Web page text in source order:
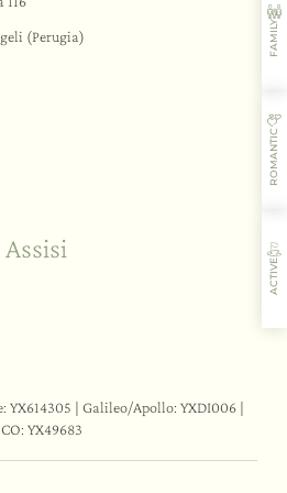
(Perugia)
YX614305 | Galileo/Apollo: YXDI006 |
YX49683
FAMILY
ROMANTIC
ACTIVE